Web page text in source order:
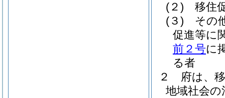
(２)
移住
(３)
その
促進等に
前２号に
る者
２
府は、
地域社会